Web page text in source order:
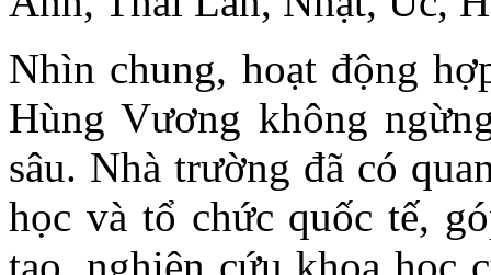
Nhìn chung, hoạt động
Hùng Vương không
sâu. Nhà trường đã có
học và tổ chức quốc tế,
tạo, nghiên cứu khoa học